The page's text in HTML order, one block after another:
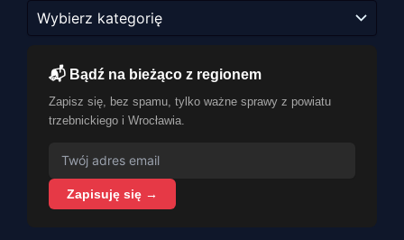
📬 Bądź na bieżąco z regionem
Zapisz się, bez spamu, tylko ważne sprawy z powiatu
trzebnickiego i Wrocławia.
Zapisuję się →